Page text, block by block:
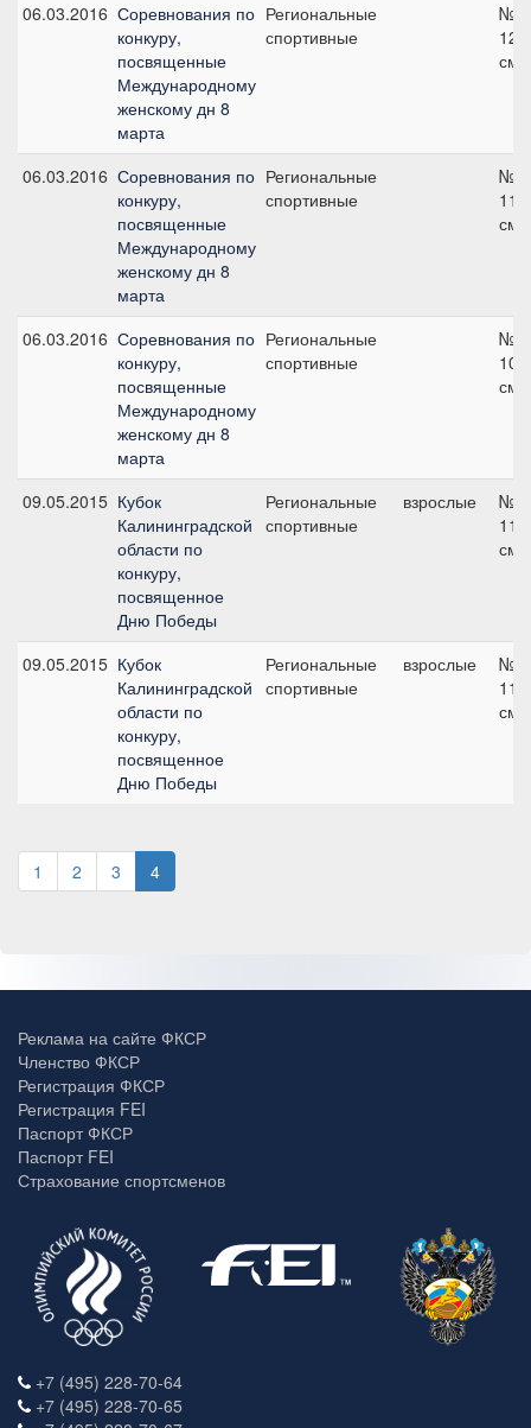
06.03.2016 Соревнования по
конкуру,
посвященные
Международному
женскому дн 8
марта
Региональные
спортивные
№3,
120
см
06.03.2016 Соревнования по
конкуру,
посвященные
Международному
женскому дн 8
марта
Региональные
спортивные
№2,
110
см
06.03.2016 Соревнования по
конкуру,
посвященные
Международному
женскому дн 8
марта
Региональные
спортивные
№1,
100
см
09.05.2015 Кубок
Калининградской
области по
конкуру,
посвященное
Дню Победы
Региональные
спортивные
взрослые
№2,
110
см
09.05.2015 Кубок
Калининградской
области по
конкуру,
посвященное
Дню Победы
Региональные
спортивные
взрослые
№1,
110
см
1 2 3 4
Реклама на сайте ФКСР
Членство ФКСР
Регистрация ФКСР
Регистрация FEI
Паспорт ФКСР
Паспорт FEI
Страхование спортсменов
+7 (495) 228-70-64
+7 (495) 228-70-65